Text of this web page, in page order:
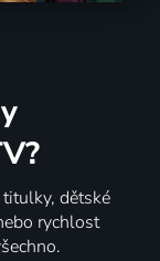
dětské
rychlost